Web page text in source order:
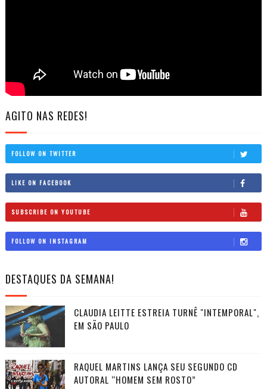
AGITO NAS REDES!
FOLLOW ON TWITTER
LIKE ON FACEBOOK
SUBSCRIBE ON YOUTUBE
FOLLOW ON INSTAGRAM
DESTAQUES DA SEMANA!
CLAUDIA LEITTE ESTREIA TURNÊ "INTEMPORAL",
EM SÃO PAULO
RAQUEL MARTINS LANÇA SEU SEGUNDO CD
AUTORAL “HOMEM SEM ROSTO”